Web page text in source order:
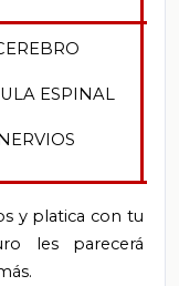
ESPINAL
y platica con tu
les parecerá